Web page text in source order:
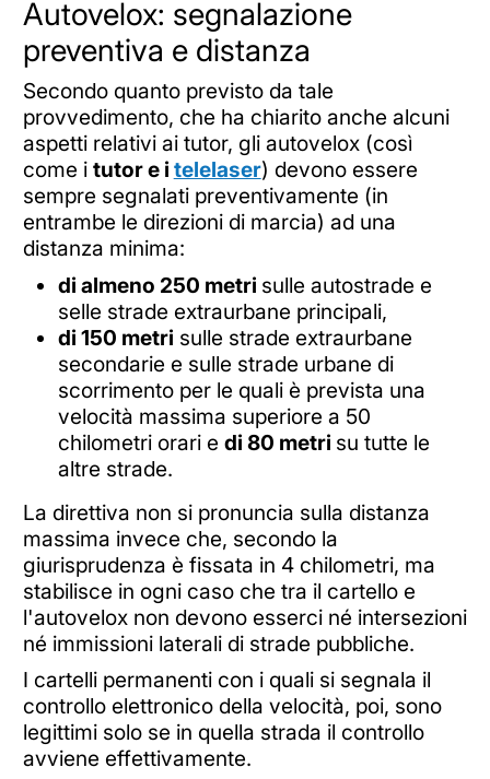
Autovelox: segnalazione
preventiva e distanza
Secondo quanto previsto da tale
provvedimento, che ha chiarito anche alcuni
aspetti relativi ai tutor, gli autovelox (così
come i tutor e i telelaser) devono essere
sempre segnalati preventivamente (in
entrambe le direzioni di marcia) ad una
distanza minima:
di almeno 250 metri sulle autostrade e
selle strade extraurbane principali,
di 150 metri sulle strade extraurbane
secondarie e sulle strade urbane di
scorrimento per le quali è prevista una
velocità massima superiore a 50
chilometri orari e di 80 metri su tutte le
altre strade.
La direttiva non si pronuncia sulla distanza
massima invece che, secondo la
giurisprudenza è fissata in 4 chilometri, ma
stabilisce in ogni caso che tra il cartello e
l'autovelox non devono esserci né intersezioni
né immissioni laterali di strade pubbliche.
I cartelli permanenti con i quali si segnala il
controllo elettronico della velocità, poi, sono
legittimi solo se in quella strada il controllo
avviene effettivamente.